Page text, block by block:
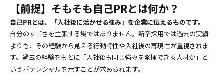
【前提】そもそも自己PRとは何か？
自己PRとは、「入社後に活かせる強み」を企業に伝えるものです。
自分のすごさを主張する場ではありません。新卒採用では過去の実績
よりも、その経験から見える行動特性や入社後の再現性が重視されま
す。過去の経験をもとに「入社後も同じ強みを発揮できる人材か」と
いうポテンシャルを示すことが求められます。